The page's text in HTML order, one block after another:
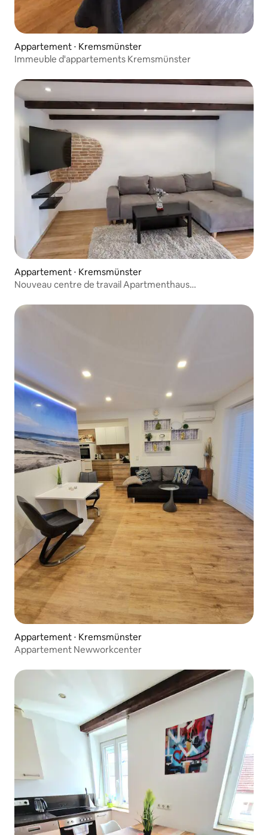
Appartement ⋅ Kremsmünster
Immeuble d'appartements Kremsmünster
Appartement ⋅ Kremsmünster
Nouveau centre de travail Apartmenthaus
Appartement ⋅ Kremsmünster
Appartement Newworkcenter